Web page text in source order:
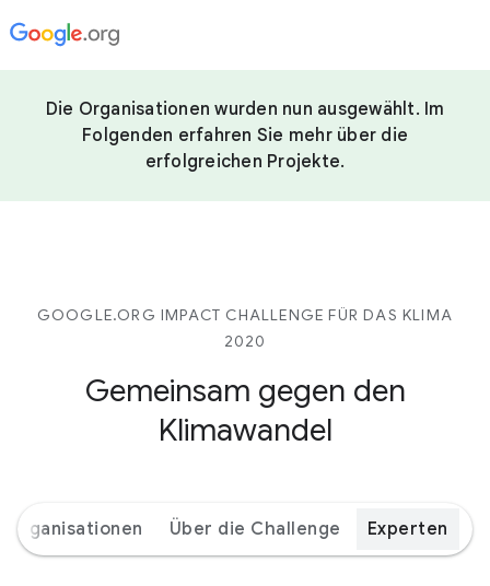
Die Organisationen wurden nun ausgewählt. Im
Folgenden erfahren Sie mehr über die
erfolgreichen Projekte.
GOOGLE.ORG IMPACT CHALLENGE FÜR DAS KLIMA
2020
Gemeinsam gegen den
Klimawandel
Organisationen Über die Challenge Experten